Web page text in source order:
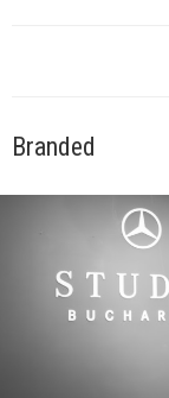
Branded